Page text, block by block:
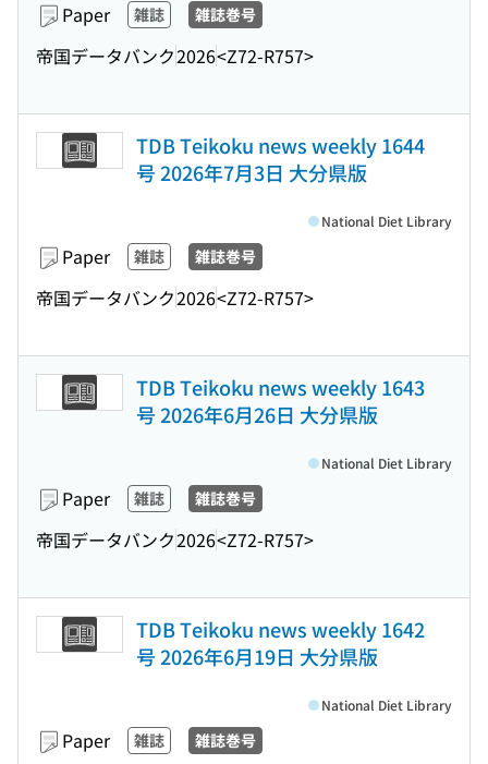
Paper 雑誌 雑誌巻号
帝国データバンク2026<Z72-R757>
TDB Teikoku news weekly 1644
号 2026年7月3日 大分県版
Paper 雑誌 雑誌巻号
帝国データバンク2026<Z72-R757>
National Diet Library
TDB Teikoku news weekly 1643
号 2026年6月26日 大分県版
Paper 雑誌 雑誌巻号
帝国データバンク2026<Z72-R757>
National Diet Library
TDB Teikoku news weekly 1642
号 2026年6月19日 大分県版
Paper 雑誌 雑誌巻号
National Diet Library